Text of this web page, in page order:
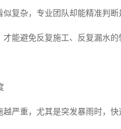
似复杂，专业团队却能精准判
才能避免反复施工、反复漏水的
严重，尤其是突发暴雨时，快